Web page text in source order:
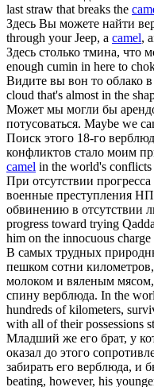
last straw that breaks the
Здесь Вы можете найти
through your Jeep, a camel,
Здесь столько тмина, что
enough cumin in here to
Видите вы вон то облако
cloud that's almost in the
Может мы могли бы
потусоваться. Maybe we
Поиск этого 18-го
конфликтов стало моим
camel in the world's conflicts
При отсутствии
военные преступления
обвинению в отсутствии
progress toward trying
him on the innocuous
В самых трудных
пешком сотни
молоком и вяленым
спину верблюда. In the
hundreds of kilometers,
with all of their possessions
Младший же его брат, у
оказал до этого
забирать его верблюда, и
beating, however, his